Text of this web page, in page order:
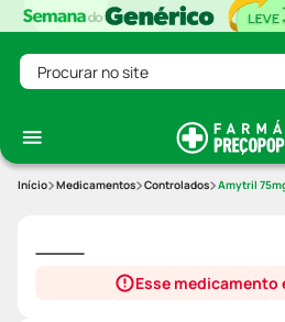
Procurar no site
Medicamentos Controlados Amytril
Esse medicamento